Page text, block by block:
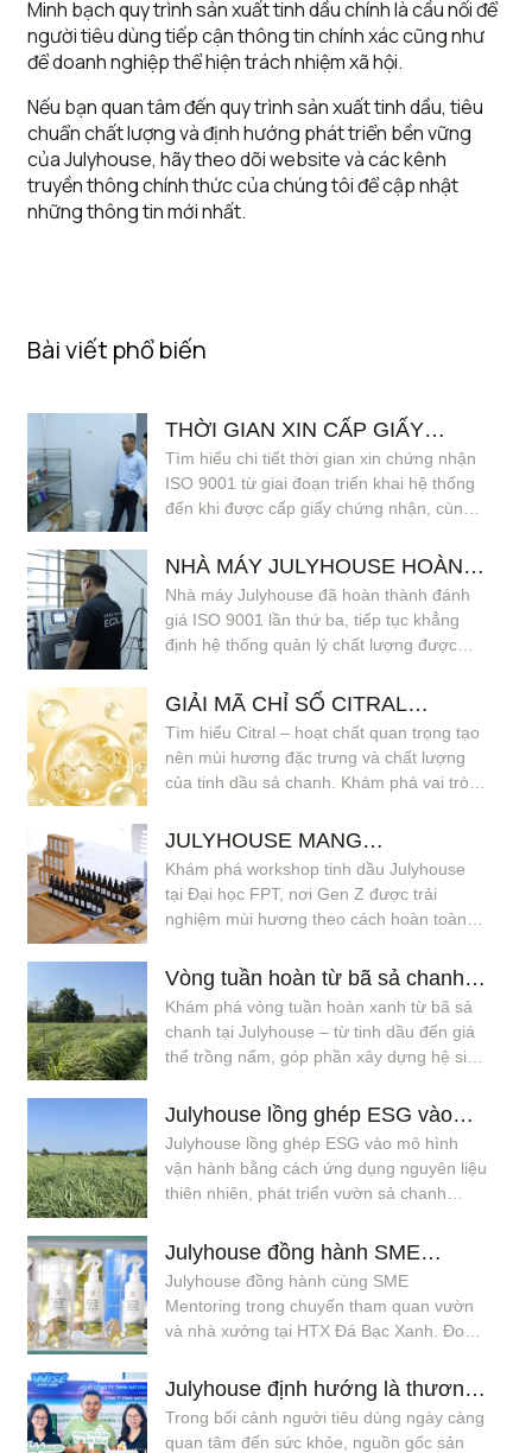
THỜI GIAN XIN CẤP GIẤY
CHỨNG NHẬN ISO 9001 ĐỐI
VỚI NHÀ MÁY
Tìm hiểu chi tiết thời gian xin chứng nhận
ISO 9001 từ giai đoạn triển khai hệ thống
đến khi được cấp giấy chứng nhận, cùng
trình vận hành và mức độ hoàn thiện nội
nhận để duy trì hiệu lực lâu dài.
NHÀ MÁY JULYHOUSE HOÀN
THÀNH ĐÁNH GIÁ TIÊU CHUẨN
ISO 9001
Nhà máy Julyhouse đã hoàn thành đánh
giá ISO 9001 lần thứ ba, tiếp tục khẳng
định hệ thống quản lý chất lượng được
năng cải tiến liên tục. Đây là nền tảng
lực chứng nhận và hướng đến phát triển
bền vững trong dài hạn.
GIẢI MÃ CHỈ SỐ CITRAL
TRONG TINH DẦU SẢ CHANH
JULYHOUSE
Tìm hiểu Citral – hoạt chất quan trọng tạo
nên mùi hương đặc trưng và chất lượng
của tinh dầu sả chanh. Khám phá vai trò
khử mùi và cách Julyhouse kiểm soát chặt
nghiệm tự nhiên, an toàn và ổn định cho
người dùng.
JULYHOUSE MANG
WORKSHOP TINH DẦU ĐẾN
SỰ KIỆN “BẠN MỚI TIẾP CHILL”
Khám phá workshop tinh dầu Julyhouse
tại Đại học FPT, nơi Gen Z được trải
nghiệm mùi hương theo cách hoàn toàn
còn hiểu rõ hơn về bản thân, cảm xúc và
tìm ra nguồn năng lượng phù hợp thông
qua Website Julai.
Vòng tuần hoàn từ bã sả chanh –
Giải pháp bền vững tại Julyhouse
Khám phá vòng tuần hoàn xanh từ bã sả
chanh tại Julyhouse – từ tinh dầu đến giá
thể trồng nấm, góp phần xây dựng hệ sinh
Julyhouse lồng ghép ESG vào
mô hình kinh doanh như thế nào?
Julyhouse lồng ghép ESG vào mô hình
vận hành bằng cách ứng dụng nguyên liệu
thiên nhiên, phát triển vườn sả chanh
hoàn để giảm chất thải. Đồng thời chú
trọng môi trường làm việc minh bạch, bảo
vệ sức khỏe cộng đồng và quy trình sản
xuất nhằm xây dựng niềm tin với khách
hàng.
Julyhouse đồng hành SME
Mentoring trong hoạt động tham
quan vườn và nhà xưởng tại HTX
Julyhouse đồng hành cùng SME
Mentoring trong chuyến tham quan vườn
và nhà xưởng tại HTX Đá Bạc Xanh. Đoàn
sóc và thu hoạch sả chanh, tham quan
khu sản xuất và lắng nghe chia sẻ về cách
Julyhouse lồng ghép ESG vào mô hình
Julyhouse định hướng là thương
hiệu Việt chuyên ứng dụng nguồn
Trong bối cảnh người tiêu dùng ngày càng
quan tâm đến sức khỏe, nguồn gốc sản
Bài viết phổ biến
Minh bạch quy trình sản xuất tinh dầu chính là cầu nối để
người tiêu dùng tiếp cận thông tin chính xác cũng như
để doanh nghiệp thể hiện trách nhiệm xã hội.
Nếu bạn quan tâm đến quy trình sản xuất tinh dầu, tiêu
chuẩn chất lượng và định hướng phát triển bền vững
của Julyhouse, hãy theo dõi website và các kênh
truyền thông chính thức của chúng tôi để cập nhật
những thông tin mới nhất.